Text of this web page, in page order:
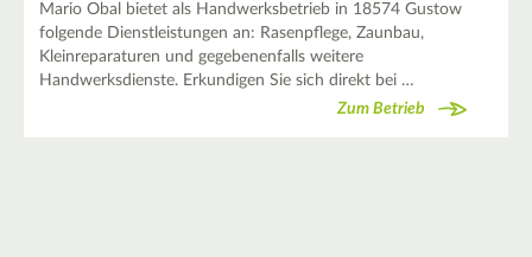
Mario Obal bietet als Handwerksbetrieb in 18574 Gustow
folgende Dienstleistungen an: Rasenpflege, Zaunbau,
Kleinreparaturen und gegebenenfalls weitere
Handwerksdienste. Erkundigen Sie sich direkt bei …
Zum Betrieb